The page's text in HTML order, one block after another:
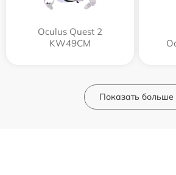
Oculus Quest 2
KW49CM
Показать больше